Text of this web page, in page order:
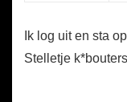
Ik log uit en sta
Stelletje